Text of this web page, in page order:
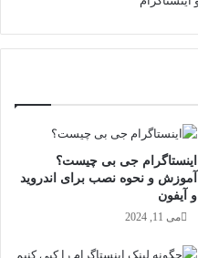
اینستاگرام جی بی چیست؟
آموزش و نحوه نصب برای اندروید
و آیفون
می 11, 2024